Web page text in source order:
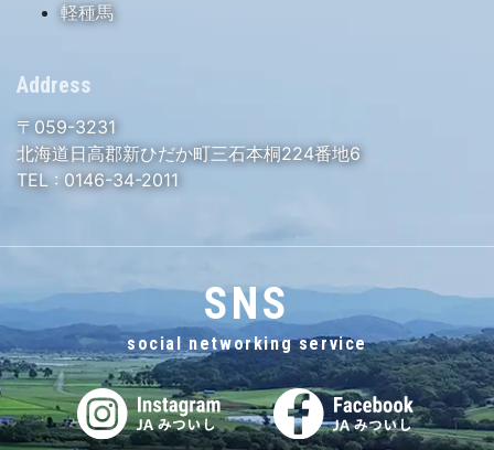
軽種馬
Address
〒059-3231
北海道日高郡新ひだか町三石本桐224番地6
TEL : 0146-34-2011
SNS
social networking service